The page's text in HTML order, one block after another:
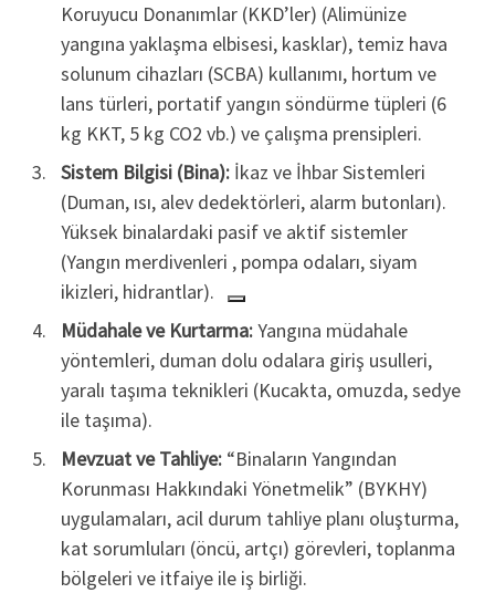
Koruyucu Donanımlar (KKD’ler) (Alimünize
yangına yaklaşma elbisesi, kasklar), temiz hava
solunum cihazları (SCBA) kullanımı, hortum ve
lans türleri, portatif yangın söndürme tüpleri (6
kg KKT, 5 kg CO2 vb.) ve çalışma prensipleri.
Sistem Bilgisi (Bina): İkaz ve İhbar Sistemleri
(Duman, ısı, alev dedektörleri, alarm butonları).
Yüksek binalardaki pasif ve aktif sistemler
(Yangın merdivenleri , pompa odaları, siyam
ikizleri, hidrantlar).
Müdahale ve Kurtarma:Yangına müdahale
yöntemleri, duman dolu odalara giriş usulleri,
yaralı taşıma teknikleri (Kucakta, omuzda, sedye
ile taşıma).
Mevzuat ve Tahliye: “Binaların Yangından
Korunması Hakkındaki Yönetmelik” (BYKHY)
uygulamaları, acil durum tahliye planı oluşturma,
kat sorumluları (öncü, artçı) görevleri, toplanma
bölgeleri ve itfaiye ile iş birliği.